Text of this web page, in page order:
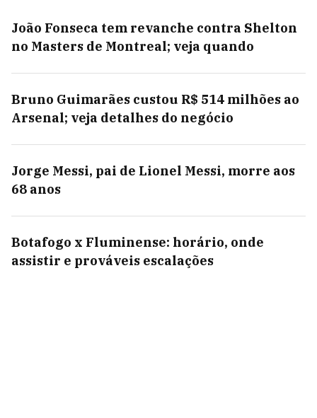
João Fonseca tem revanche contra Shelton
no Masters de Montreal; veja quando
Bruno Guimarães custou R$ 514 milhões ao
Arsenal; veja detalhes do negócio
Jorge Messi, pai de Lionel Messi, morre aos
68 anos
Botafogo x Fluminense: horário, onde
assistir e prováveis escalações